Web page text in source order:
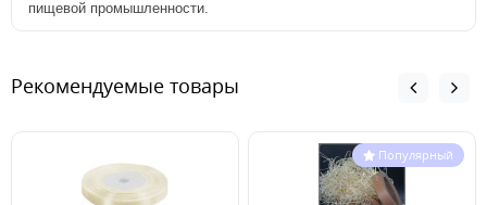
пищевой промышленности.
Рекомендуемые товары
Популярный